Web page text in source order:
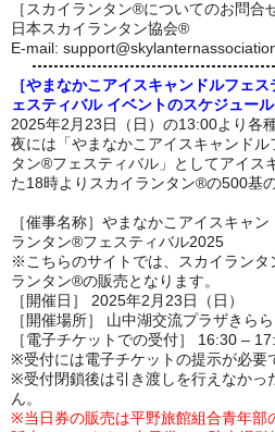
［スカイランタン®についてのお問合
日本スカイランタン協会®
E-mail:
［やまなかこアイスキャンドルフェ
ェスティバル イベントのスケジュール
2025年2月23日（日）の13:00より各
夜には「やまなかこアイスキャンド
タン®フェスティバル」としてアイス
た18時よりスカイランタン®の500基
［催事名称］やまなかこアイスキャ
ランタン®フェスティバル2025
※こちらのサイトでは、スカイランタ
ランタン®の販売となります。
［開催日］ 2025年2月23日（日）
［開催場所］ 山中湖交流プラザきらら
［電子チケットでの受付］ 16:30 –
※受付には電子チケットの提示が必要
※受付閉鎖後は引き渡しを行えなかっ
ん。
※当日券の販売は平野旅館組合青年部